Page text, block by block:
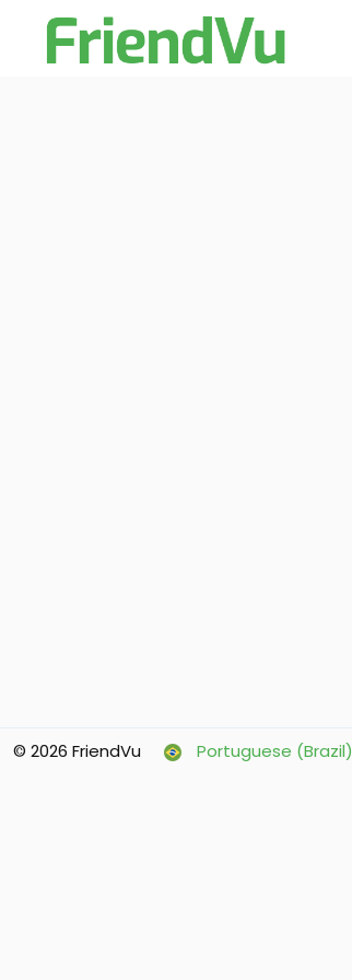
© 2026 FriendVu Portuguese (Brazil)